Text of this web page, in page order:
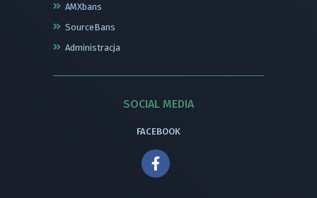
AMXbans
SourceBans
Administracja
SOCIAL MEDIA
FACEBOOK